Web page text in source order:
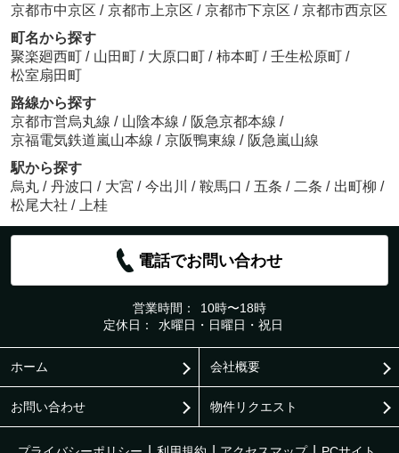
京都市中京区 / 京都市上京区 / 京都市下京区 / 京都市西京区
町名から探す
聚楽廻西町 / 山田町 / 大原口町 / 柿本町 / 壬生松原町 /
松室扇田町
路線から探す
京都市営烏丸線 / 山陰本線 / 阪急京都本線 /
京福電気鉄道嵐山本線 / 京阪鴨東線 / 阪急嵐山線
駅から探す
烏丸 / 丹波口 / 大宮 / 今出川 / 鞍馬口 / 五条 / 二条 / 出町柳 /
松尾大社 / 上桂
電話でお問い合わせ
営業時間：
10時〜18時
定休日：
水曜日・日曜日・祝日
ホーム 会社概要
お問い合わせ 物件リクエスト